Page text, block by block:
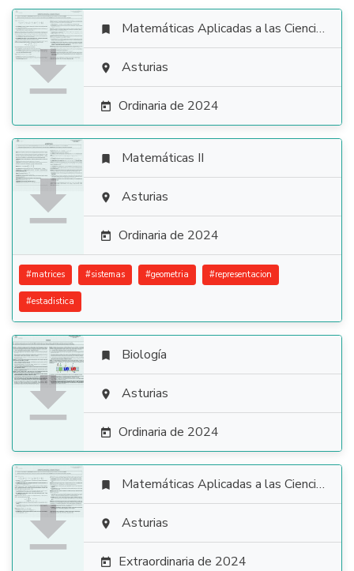

 Matemáticas Aplicadas a las Ciencias Sociales
 Asturias
 Ordinaria de 2024

 Matemáticas II
 Asturias
 Ordinaria de 2024
#matrices #sistemas #geometria #representacion
#estadistica

 Biología
 Asturias
 Ordinaria de 2024

 Matemáticas Aplicadas a las Ciencias Sociales
 Asturias
 Extraordinaria de 2024